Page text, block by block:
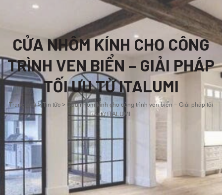
CỬA NHÔM KÍNH CHO CÔNG
TRÌNH VEN BIỂN – GIẢI PHÁP
TỐI ƯU TỪ ITALUMI
Trang chủ>Tin tức> Cửa nhôm kính cho công trình ven biển – Giải pháp tối
ưu từ ITALUMI